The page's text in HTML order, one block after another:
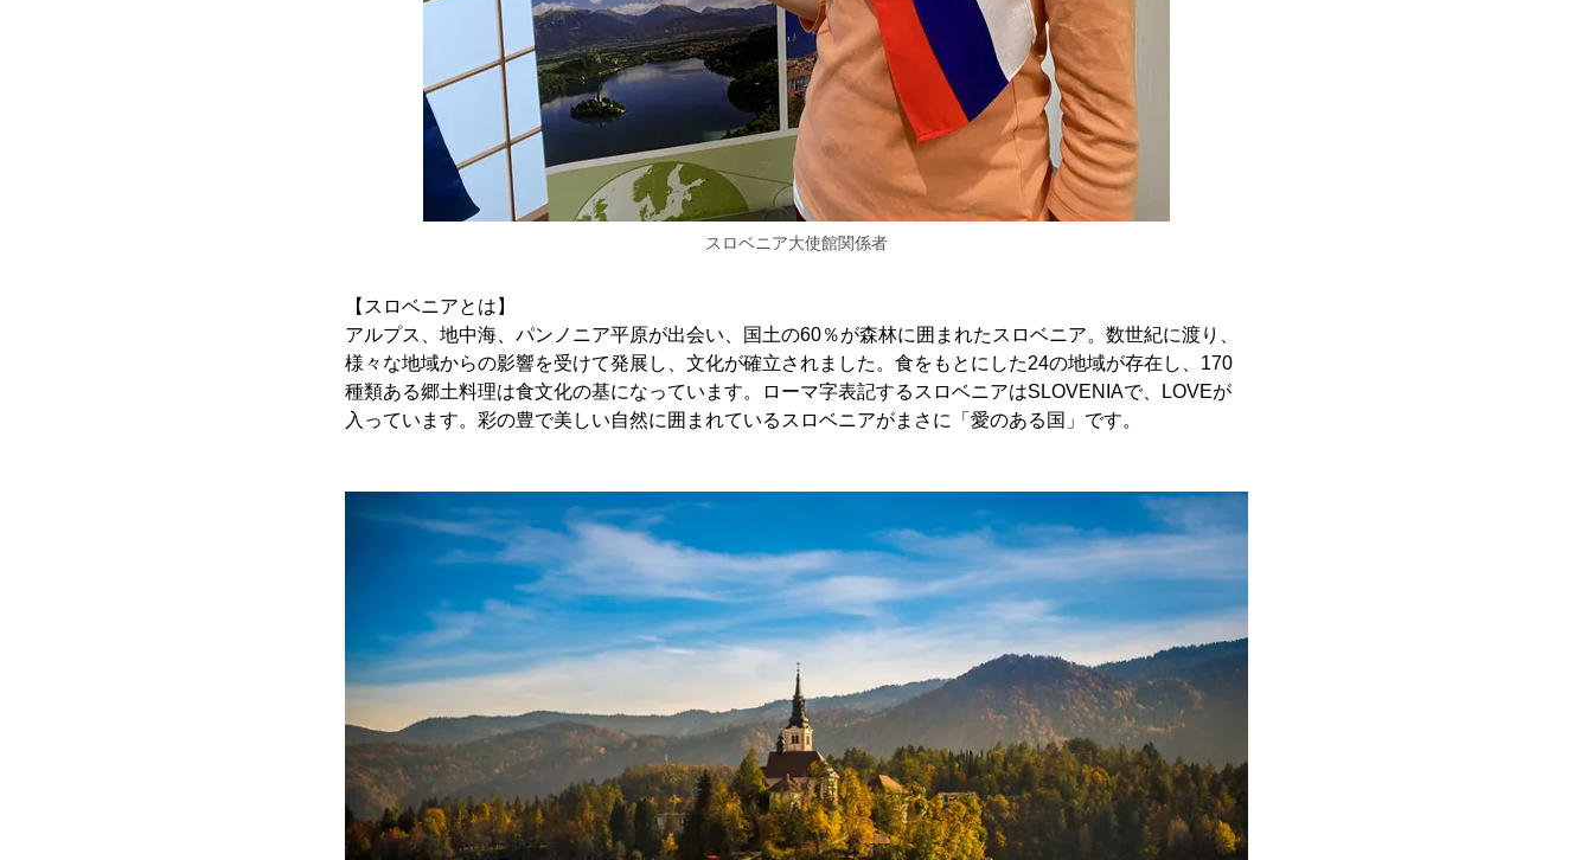
スロベニア大使館関係者
【スロベニアとは】
アルプス、地中海、パンノニア平原が出会い、国土の60％が森林に囲まれたスロベニア。数世紀に渡り、
様々な地域からの影響を受けて発展し、文化が確立されました。食をもとにした24の地域が存在し、170
種類ある郷土料理は食文化の基になっています。ローマ字表記するスロベニアはSLOVENIAで、LOVEが
入っています。彩の豊で美しい自然に囲まれているスロベニアがまさに「愛のある国」です。